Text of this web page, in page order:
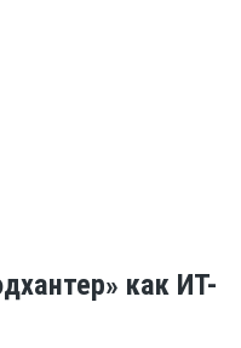
как ИТ-